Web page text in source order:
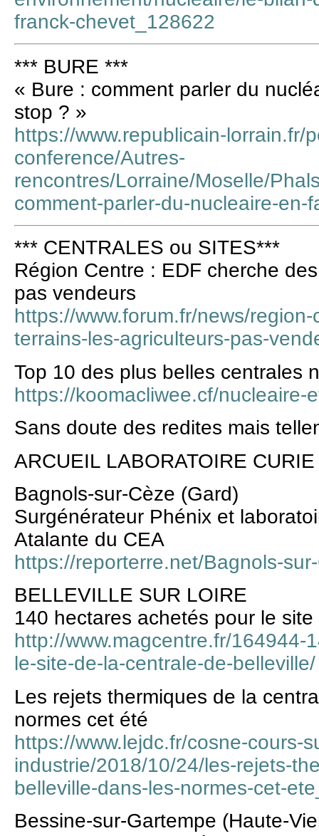
franck-chevet_128622
*** BURE ***
« Bure : comment parler du
stop ? »
https://www.republicain-lorrain.fr/
conference/Autres-
rencontres/Lorraine/Moselle/
comment-parler-du-nucleaire-en-
*** CENTRALES ou SITES***
Région Centre : EDF cherche
pas vendeurs
https://www.forum.fr/news/
terrains-les-agriculteurs-pas-
Top 10 des plus belles centrales
https://koomacliwee.cf/nucleaire-
Sans doute des redites mais
ARCUEIL LABORATOIRE CURIE
Bagnols-sur-Cèze (Gard)
Surgénérateur Phénix et
Atalante du CEA
https://reporterre.net/Bagnols-
BELLEVILLE SUR LOIRE
140 hectares achetés pour le
http://www.magcentre.fr/164944-
le-site-de-la-centrale-de-belleville/
Les rejets thermiques de la
normes cet été
https://www.lejdc.fr/cosne-cours-
industrie/2018/10/24/les-rejets-
belleville-dans-les-normes-cet-
Bessine-sur-Gartempe (Haute-